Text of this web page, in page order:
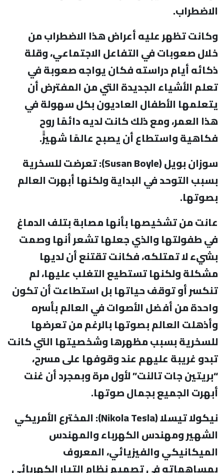
الاضطراب.
وكانت تظهر عليه أعراض هذا الاضطراب من
خلال صعوبات في التفاعل الاجتماعي، وقلة
ذكائه أيام دراسته فكان يواجه صعوبة في
تعلم الأشياء الجديدة التي من المفترض أن
يتعلمها الأطفال العاديون بكل سهولة في
هذا العمر، ومع ذلك كانت لديه دائمًا روح
فكاهية واستطاع أن يصبح عالمًا شهيرًًً.
سوزان بويل (Susan Boyle): تعرضت للسخرية
بسبب التوحد في البداية ولكنها أبهرت العالم
بصوتها.
عانت من تشخيصها بأنها مصابة بتلف الدماغ
في طفولتها والذي جعلها تشعر أنها وصمت
بشيء لا تمتلكه، فكانت تقتنع أن لديها
مشكلة ولكنها تستطيع التغلب عليها، لم
تنكسر أو توقف حياتها بل استطاعت أن تكون
واحدة من أفضل الأصوات في العالم بأسره
وأذهلت العالم بصوتها بالرغم من تعرضها
للسخرية بسبب مظهرها وشخصيتها التي كانت
تبدو غريبة عليهم عند وقوفها على مسرح،
“بريتين جات تالنت” لأول مرة وبمجرد أن غنت
أبهرت الجميع بجمال صوتها.
نيكولا تيسلا (Nikola Tesla): المخترع الأمريكي
الشهير ومهندس الكهرباء والمهندس
الميكانيكي والفيزيائي، المعروف
بمساهماته في تصميم نظام التيار الكهربائي